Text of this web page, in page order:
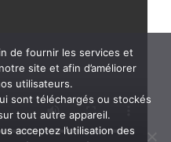
de fournir les services et
site et afin d’améliorer
utilisateurs.
sont téléchargés ou stockés
tout autre appareil.
acceptez l’utilisation des